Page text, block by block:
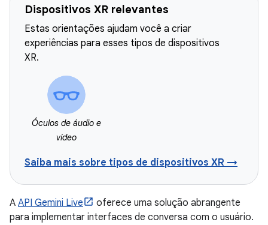
Dispositivos XR relevantes
Estas orientações ajudam você a criar
experiências para esses tipos de dispositivos
XR.
Óculos de áudio e
vídeo
Saiba mais sobre tipos de dispositivos XR →
A API Gemini Live
oferece uma solução abrangente
para implementar interfaces de conversa com o usuário.